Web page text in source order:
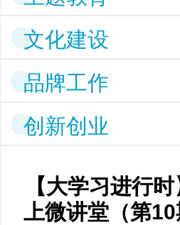
文化建设
品牌工作
创新创业
【大学习进行
上微讲堂（第